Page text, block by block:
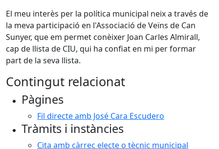
El meu interès per la política municipal neix a través de
la meva participació en l'Associació de Veïns de Can
Sunyer, que em permet conèixer Joan Carles Almirall,
cap de llista de CIU, qui ha confiat en mi per formar
part de la seva llista.
Contingut relacionat
Pàgines
Fil directe amb José Cara Escudero
Tràmits i instàncies
Cita amb càrrec electe o tècnic municipal